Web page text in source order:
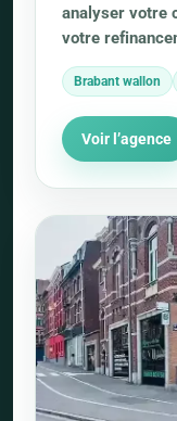
analyser votre
votre
Brabant wallon
Voir l’agence